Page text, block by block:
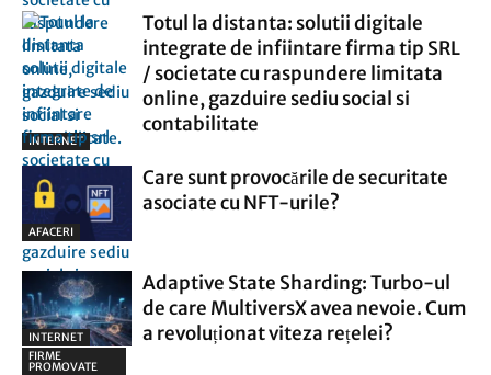
INTERNET
CALCULATOARE
Totul la distanta: solutii digitale
integrate de infiintare firma tip SRL
/ societate cu raspundere limitata
online, gazduire sediu social si
contabilitate
AFACERI
Care sunt provocările de securitate
asociate cu NFT-urile?
INTERNET
Adaptive State Sharding: Turbo-ul
de care MultiversX avea nevoie. Cum
a revoluționat viteza rețelei?
FIRME
PROMOVATE